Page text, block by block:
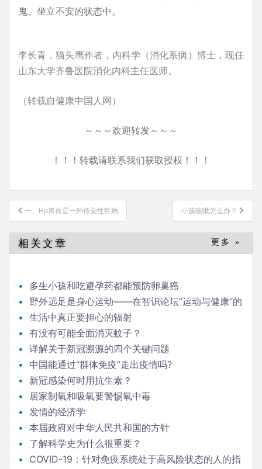
鬼、坐立不安的状态中。
李长青，猫头鹰作者，内科学（消化系病）博士，现任
山东大学齐鲁医院消化内科主任医师。
（转载自健康中国人网）
～～～欢迎转发～～～
！！！转载请联系我们获取授权！！！
文
章
导
航
一、Hp胃炎是一种传染性疾病 小孩咳嗽怎么办？
相关文章 更多 »
多生小孩和吃避孕药都能预防卵巢癌
野外远足是身心运动——在智识论坛“运动与健康”的
发言生活中真正要担心的辐射
有没有可能全面消灭蚊子？
详解关于新冠溯源的四个关键问题
中国能通过“群体免疫”走出疫情吗?
新冠感染何时用抗生素？
居家制氧和吸氧要警惕氧中毒
发情的经济学
本届政府对中华人民共和国的方针
了解科学史为什么很重要？
COVID-19：针对免疫系统处于高风险状态的人的指